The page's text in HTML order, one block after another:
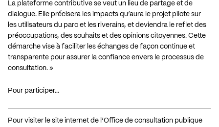
La plateforme contributive se veut un lieu de partage et de
dialogue. Elle précisera les impacts qu’aura le projet pilote sur
les utilisateurs du parc et les riverains, et deviendra le reflet des
préoccupations, des souhaits et des opinions citoyennes. Cette
démarche vise à faciliter les échanges de façon continue et
transparente pour assurer la confiance envers le processus de
consultation. »
Pour participer…
Pour visiter le site internet de l’Office de consultation publique